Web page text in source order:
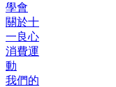
學會
關於十
一良心
消費運
動
我們的